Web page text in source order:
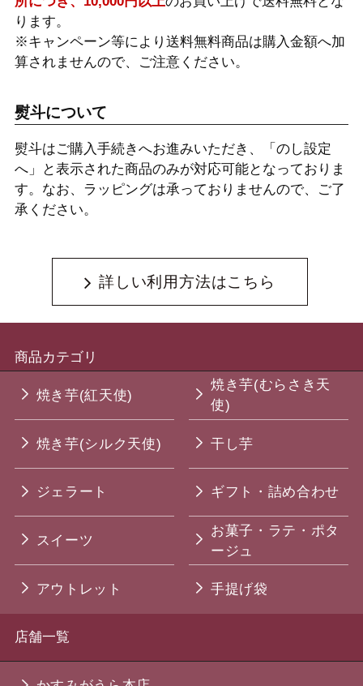
ります。
※キャンペーン等により送料無料商品は購入金額へ加
算されませんので、ご注意ください。
熨斗について
熨斗はご購入手続きへお進みいただき、「のし設定
へ」と表示された商品のみが対応可能となっておりま
す。なお、ラッピングは承っておりませんので、ご了
承ください。
詳しい利用方法はこちら
商品カテゴリ
焼き芋(紅天使)
焼き芋(むらさき天
使)
焼き芋(シルク天使) 干し芋
ジェラート ギフト・詰め合わせ
スイーツ
お菓子・ラテ・ポタ
ージュ
アウトレット 手提げ袋
店舗一覧